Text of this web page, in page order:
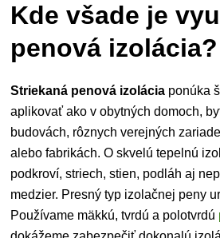
Kde všade je
penová izolácia?
Striekaná penová izolácia ponúka
aplikovať ako v obytných domoch,
budovách, rôznych verejných
alebo fabrikách. O skvelú tepelnú
podkroví, striech, stien, podláh aj
medzier. Presný typ izolačnej peny
Používame mäkkú, tvrdú a polotvrdú